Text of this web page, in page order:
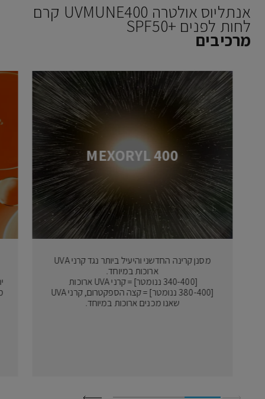
אנתליוס אולטרה UVMUNE400 קרם
לחות לפנים SPF50+‎
מרכיבים
MEXORYL 400
מסנן קרינה החדשני והיעיל ביותר נגד קרני UVA
ארוכות במיוחד.
[340-400 ננומטר] = קרני UVA ארוכות
[380-400 ננומטר] = קצה הספקטרום, קרני UVA
שאנו מכנים ארוכות במיוחד.